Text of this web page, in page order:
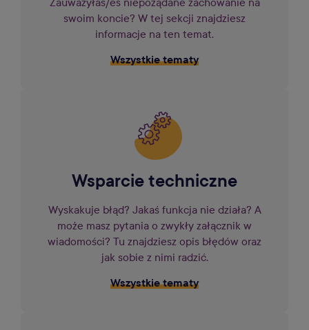
swoim koncie? W tej sekcji znajdziesz
informacje na ten temat.
Wszystkie tematy
Wsparcie techniczne
Wyskakuje błąd? Jakaś funkcja nie działa? A
może masz pytania o zwykły załącznik w
wiadomości? Tu znajdziesz opis błędów oraz
jak sobie z nimi radzić.
Wszystkie tematy